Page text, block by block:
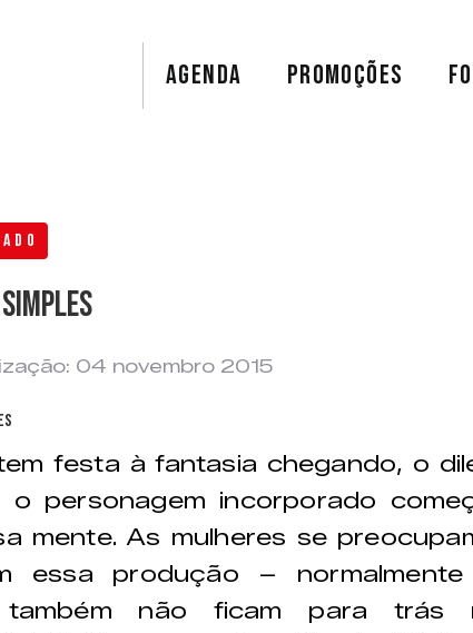
AGENDA PROMOÇÕES
04 novembro 2015
festa à fantasia chegando, o
personagem incorporado
mente. As mulheres se
essa produção –
também não ficam para trás